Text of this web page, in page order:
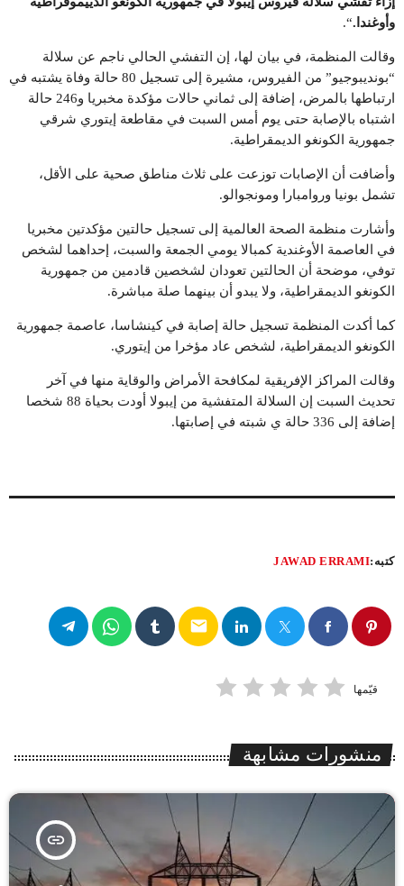
وأوغندا .
“.
وقالت المنظمة، في بيان لها، إن التفشي الحالي ناجم عن سلالة
“بونديبوجيو” من الفيروس، مشيرة إلى تسجيل 80 حالة وفاة يشتبه في
ارتباطها بالمرض، إضافة إلى ثماني حالات مؤكدة مخبريا و246 حالة
اشتباه بالإصابة حتى يوم أمس السبت في مقاطعة إيتوري شرقي
جمهورية الكونغو الديمقراطية.
وأضافت أن الإصابات توزعت على ثلاث مناطق صحية على الأقل،
تشمل بونيا وروامبارا ومونجوالو.
وأشارت منظمة الصحة العالمية إلى تسجيل حالتين مؤكدتين مخبريا
في العاصمة الأوغندية كمبالا يومي الجمعة والسبت، إحداهما لشخص
توفي، موضحة أن الحالتين تعودان لشخصين قادمين من جمهورية
الكونغو الديمقراطية، ولا يبدو أن بينهما صلة مباشرة.
كما أكدت المنظمة تسجيل حالة إصابة في كينشاسا، عاصمة جمهورية
الكونغو الديمقراطية، لشخص عاد مؤخرا من إيتوري.
وقالت المراكز الإفريقية لمكافحة الأمراض والوقاية منها في آخر
تحديث السبت إن السلالة المتفشية من إيبولا أودت بحياة 88 شخصا
إضافة إلى 336 حالة ي شبته في إصابتها.
كتبه:JAWAD ERRAMI
email
قيّمها
منشورات مشابهة
insert_link